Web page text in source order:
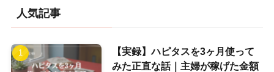
人気記事
【実録】ハピタスを3ヶ月使って
みた正直な話｜主婦が稼げた金額